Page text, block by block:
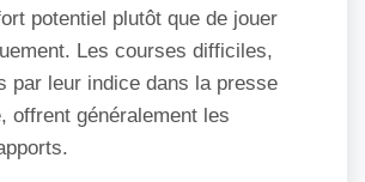
potentiel plutôt que de jouer
Les courses difficiles,
par leur indice dans la presse
offrent généralement les